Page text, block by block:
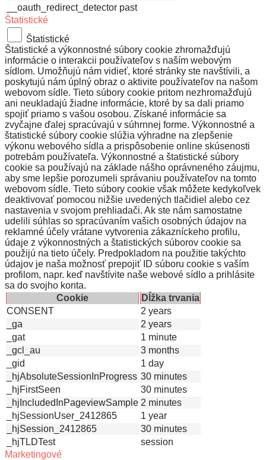
__oauth_redirect_detector past
Štatistické
Štatistické
Štatistické a výkonnostné súbory cookie zhromažďujú
informácie o interakcii používateľov s naším webovým
sídlom. Umožňujú nám vidieť, ktoré stránky ste navštívili, a
poskytujú nám úplný obraz o aktivite používateľov na našom
webovom sídle. Tieto súbory cookie pritom nezhromažďujú
ani neukladajú žiadne informácie, ktoré by sa dali priamo
spojiť priamo s vašou osobou. Získané informácie sa
zvyčajne ďalej spracúvajú v súhrnnej forme. Výkonnostné a
štatistické súbory cookie slúžia výhradne na zlepšenie
výkonu webového sídla a prispôsobenie online skúsenosti
potrebám používateľa. Výkonnostné a štatistické súbory
cookie sa používajú na základe nášho oprávneného záujmu,
aby sme lepšie porozumeli správaniu používateľov na tomto
webovom sídle. Tieto súbory cookie však môžete kedykoľvek
deaktivovať pomocou nižšie uvedených tlačidiel alebo cez
nastavenia v svojom prehliadači. Ak ste nám samostatne
udelili súhlas so spracúvaním vašich osobných údajov na
reklamné účely vrátane vytvorenia zákazníckeho profilu,
údaje z výkonnostných a štatistických súborov cookie sa
použijú na tieto účely. Predpokladom na použitie takýchto
údajov je naša možnosť prepojiť ID súboru cookie s vaším
profilom, napr. keď navštívite naše webové sídlo a prihlásite
sa do svojho konta.
Cookie
Dĺžka trvania
CONSENT
2 years
_ga
2 years
_gat
1 minute
_gcl_au
3 months
_gid
1 day
_hjAbsoluteSessionInProgress 30 minutes
_hjFirstSeen
30 minutes
_hjIncludedInPageviewSample 2 minutes
_hjSessionUser_2412865
1 year
_hjSession_2412865
30 minutes
_hjTLDTest
session
Marketingové